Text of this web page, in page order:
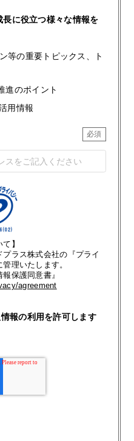
に役立つ様々な情報を
等の重要トピックス、ト
進のポイント
用情報
】
ラス株式会社の『プライ
理いたします。
保護同意書』
agreement
報の利用を許可します